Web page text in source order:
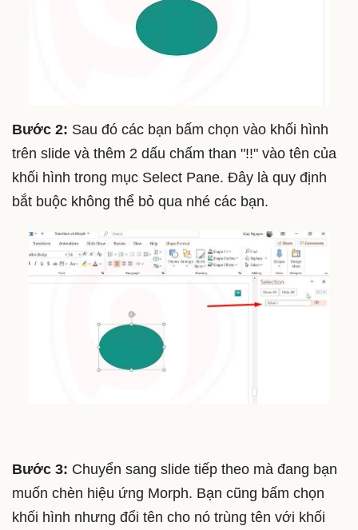
Bước 2: Sau đó các bạn bấm chọn vào khối hình
trên slide và thêm 2 dấu chấm than "!!" vào tên của
khối hình trong mục Select Pane. Đây là quy định
bắt buộc không thể bỏ qua nhé các bạn.
Bước 3: Chuyển sang slide tiếp theo mà đang bạn
muốn chèn hiệu ứng Morph. Bạn cũng bấm chọn
khối hình nhưng đổi tên cho nó trùng tên với khối